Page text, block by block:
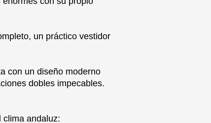
un práctico vestidor
con un diseño moderno
dobles impecables.
clima andaluz: